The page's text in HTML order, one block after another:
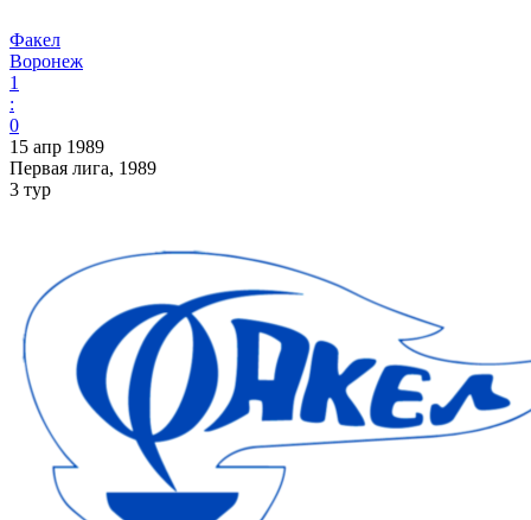
Факел
Воронеж
1
:
0
15 апр 1989
Первая лига, 1989
3 тур